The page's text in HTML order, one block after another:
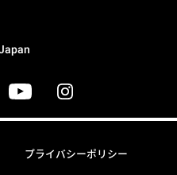
プライバシーポリシー